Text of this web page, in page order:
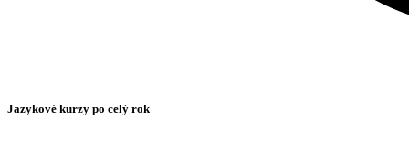
Jazykové kurzy po celý rok